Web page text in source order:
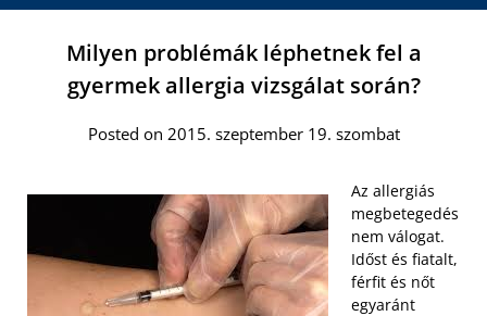
Milyen problémák léphetnek fel a
gyermek allergia vizsgálat során?
Posted on 2015. szeptember 19. szombat
Az allergiás
megbetegedés
nem válogat.
Időst és fiatalt,
férfit és nőt
egyaránt